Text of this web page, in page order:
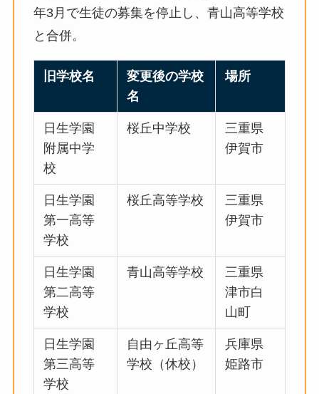
年3月で生徒の募集を停止し、青山高等学校
と合併。
旧学校名
変更後の学校
名
場所
日生学園
附属中学
校
桜丘中学校
三重県
伊賀市
日生学園
第一高等
学校
桜丘高等学校
三重県
伊賀市
日生学園
第二高等
学校
青山高等学校
三重県
津市白
山町
日生学園
第三高等
学校
自由ヶ丘高等
学校（休校）
兵庫県
姫路市